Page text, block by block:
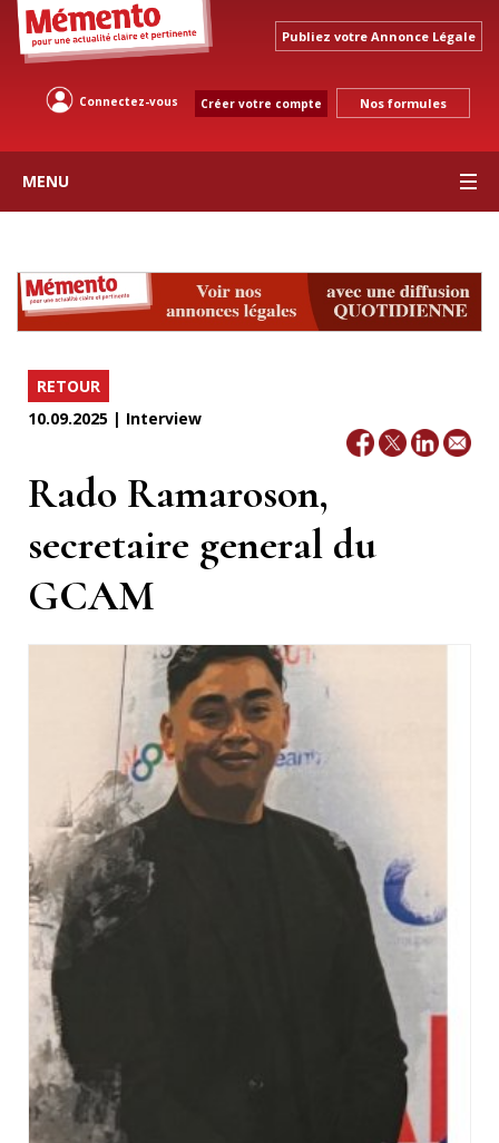
Publiez votre Annonce Légale
Connectez-vous Créer votre compte Nos formules
MENU
RETOUR
10.09.2025 | Interview
Rado Ramaroson,
secretaire general du
GCAM